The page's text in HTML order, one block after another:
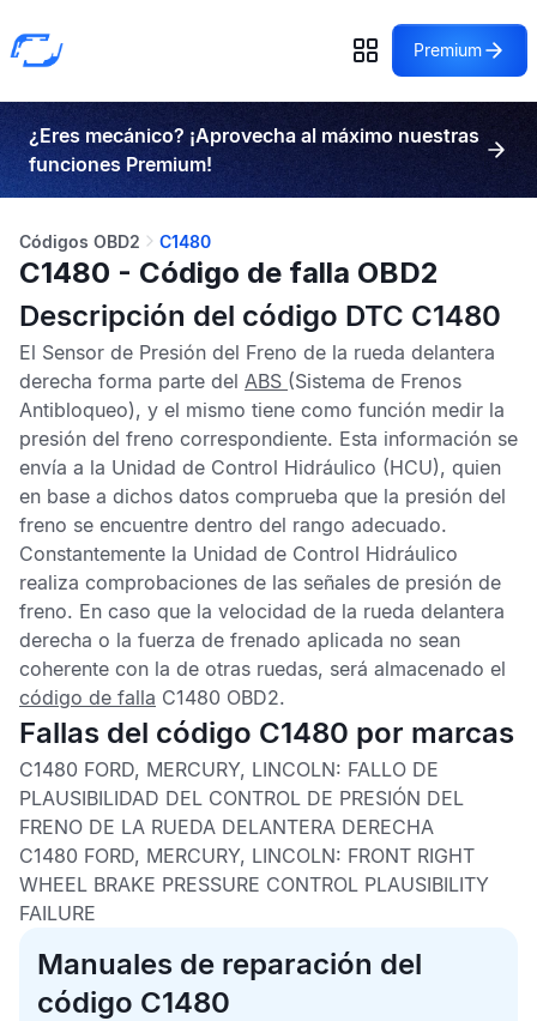
Premium
¿Eres mecánico? ¡Aprovecha al máximo nuestras
funciones Premium!
Códigos OBD2 C1480
C1480 - Código de falla OBD2
Descripción del código DTC C1480
El Sensor de Presión del Freno de la rueda delantera
derecha forma parte del ABS (Sistema de Frenos
Antibloqueo), y el mismo tiene como función medir la
presión del freno correspondiente. Esta información se
envía a la Unidad de Control Hidráulico (HCU), quien
en base a dichos datos comprueba que la presión del
freno se encuentre dentro del rango adecuado.
Constantemente la Unidad de Control Hidráulico
realiza comprobaciones de las señales de presión de
freno. En caso que la velocidad de la rueda delantera
derecha o la fuerza de frenado aplicada no sean
coherente con la de otras ruedas, será almacenado el
código de falla C1480 OBD2.
Fallas del código C1480 por marcas
C1480 FORD, MERCURY, LINCOLN: FALLO DE
PLAUSIBILIDAD DEL CONTROL DE PRESIÓN DEL
FRENO DE LA RUEDA DELANTERA DERECHA
C1480 FORD, MERCURY, LINCOLN: FRONT RIGHT
WHEEL BRAKE PRESSURE CONTROL PLAUSIBILITY
FAILURE
Manuales de reparación del
código C1480